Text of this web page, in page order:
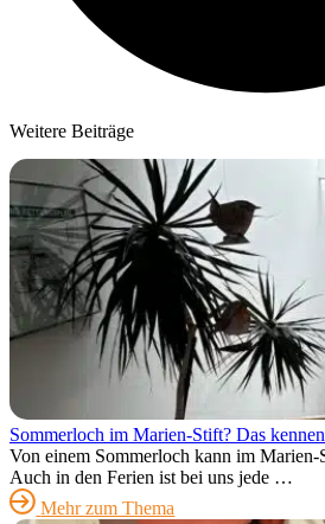
Weitere Beiträge
Sommerloch im Marien-Stift? Das
Von einem Sommerloch kann im Marien-
Auch in den Ferien ist bei uns jede …
Mehr zum Thema